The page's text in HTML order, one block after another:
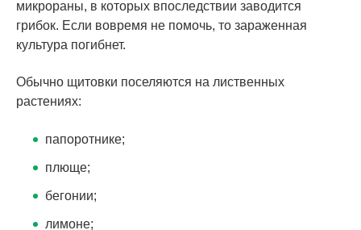
микрораны, в которых впоследствии заводится
грибок. Если вовремя не помочь, то зараженная
культура погибнет.
Обычно щитовки поселяются на лиственных
растениях:
папоротнике;
плюще;
бегонии;
лимоне;